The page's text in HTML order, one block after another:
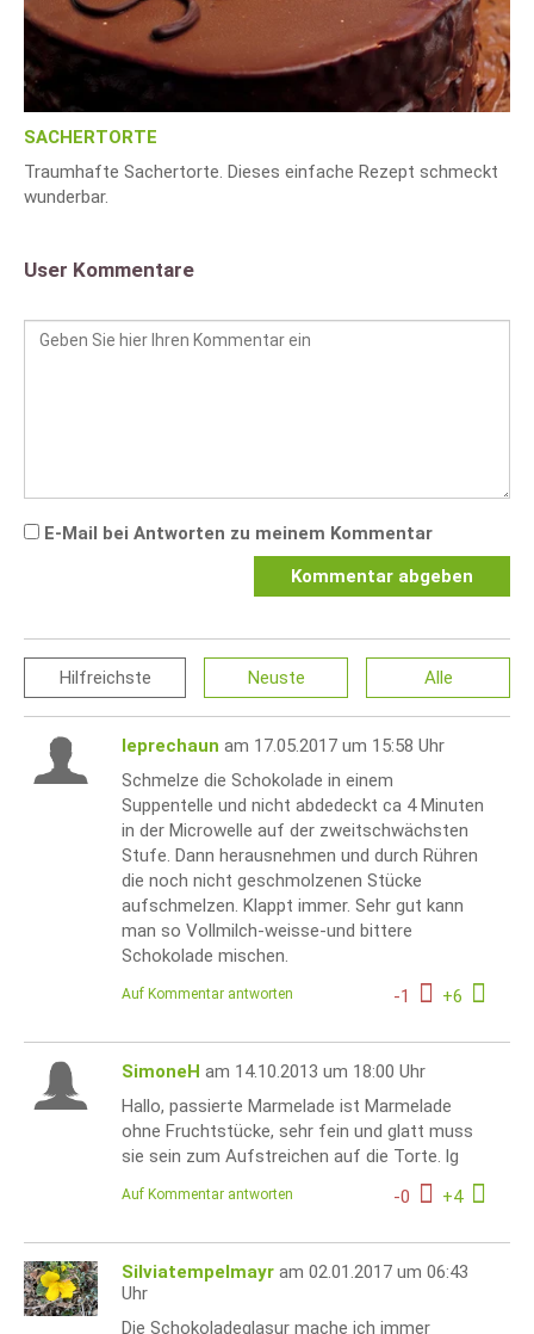
SACHERTORTE
Traumhafte Sachertorte. Dieses einfache Rezept schmeckt
wunderbar.
User Kommentare
E-Mail bei Antworten zu meinem Kommentar
Kommentar abgeben
Hilfreichste Neuste Alle
leprechaun am 17.05.2017 um 15:58 Uhr
Schmelze die Schokolade in einem
Suppentelle und nicht abdedeckt ca 4 Minuten
in der Microwelle auf der zweitschwächsten
Stufe. Dann herausnehmen und durch Rühren
die noch nicht geschmolzenen Stücke
aufschmelzen. Klappt immer. Sehr gut kann
man so Vollmilch-weisse-und bittere
Schokolade mischen.
-1 +6
Auf Kommentar antworten
SimoneH am 14.10.2013 um 18:00 Uhr
Hallo, passierte Marmelade ist Marmelade
ohne Fruchtstücke, sehr fein und glatt muss
sie sein zum Aufstreichen auf die Torte. lg
-0 +4
Auf Kommentar antworten
Silviatempelmayr am 02.01.2017 um 06:43
Uhr
Die Schokoladeglasur mache ich immer